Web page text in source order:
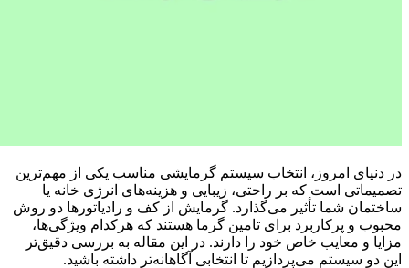
در دنیای امروز، انتخاب سیستم گرمایشی مناسب یکی از مهم‌ترین
تصمیماتی است که بر راحتی، زیبایی و هزینه‌های انرژی خانه یا
ساختمان شما تأثیر می‌گذارد. گرمایش از کف و رادیاتورها دو روش
محبوب و پرکاربرد برای تامین گرما هستند که هرکدام ویژگی‌ها،
مزایا و معایب خاص خود را دارند. در این مقاله به بررسی دقیق‌تر
این دو سیستم می‌پردازیم تا انتخابی آگاهانه‌تر داشته باشید.